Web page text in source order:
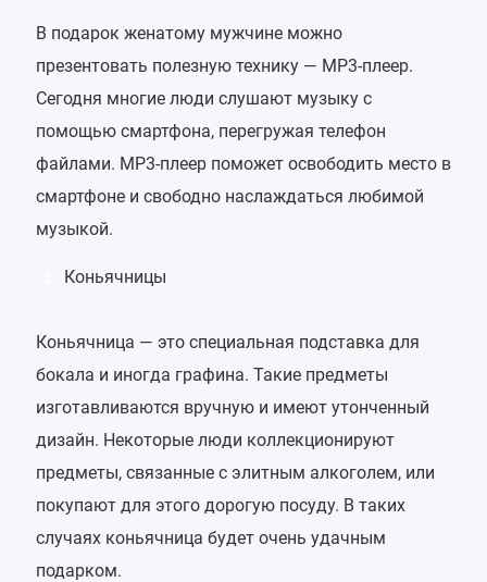
В подарок женатому мужчине можно
презентовать полезную технику — MP3-плеер.
Сегодня многие люди слушают музыку с
помощью смартфона, перегружая телефон
файлами. MP3-плеер поможет освободить место в
смартфоне и свободно наслаждаться любимой
музыкой.
Коньячницы
Коньячница — это специальная подставка для
бокала и иногда графина. Такие предметы
изготавливаются вручную и имеют утонченный
дизайн. Некоторые люди коллекционируют
предметы, связанные с элитным алкоголем, или
покупают для этого дорогую посуду. В таких
случаях коньячница будет очень удачным
подарком.